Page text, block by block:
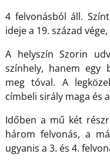
4 felvonásból áll.
ideje a 19. század
A helyszín Szorin
színhely, hanem egy
meg tóval. A
címbeli sirály maga és
Időben a mű két
három felvonás, a
ugyanis a 3. és 4.